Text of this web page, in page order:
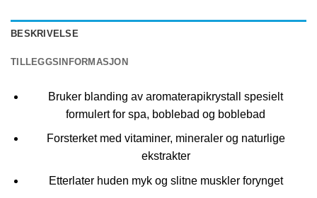
BESKRIVELSE
TILLEGGSINFORMASJON
Bruker blanding av aromaterapikrystall spesielt
formulert for spa, boblebad og boblebad
Forsterket med vitaminer, mineraler og naturlige
ekstrakter
Etterlater huden myk og slitne muskler forynget